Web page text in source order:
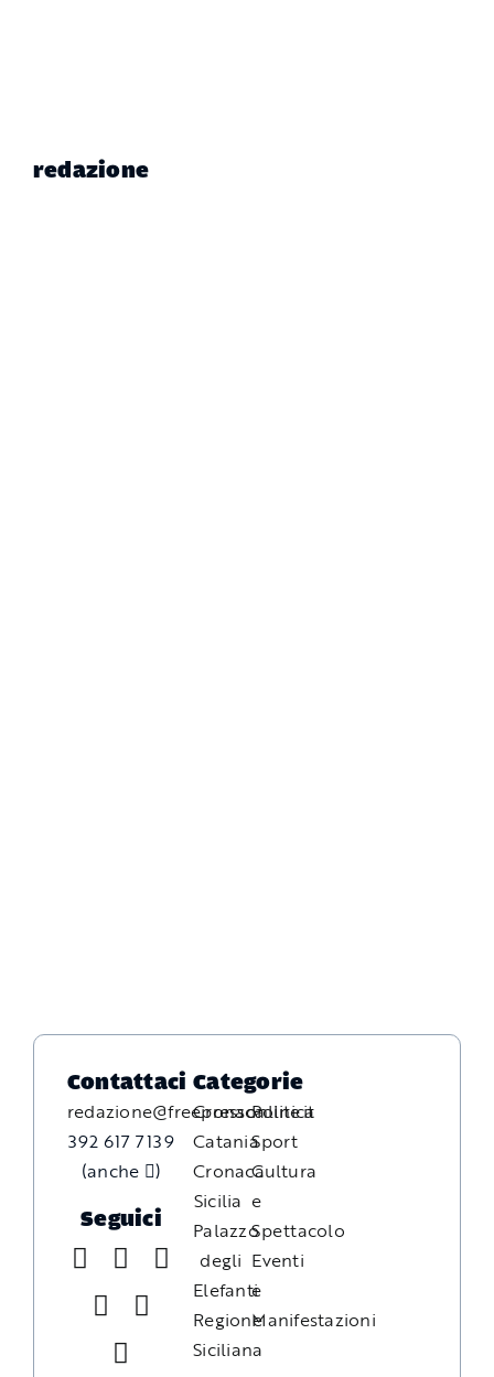
redazione
Contattaci
redazione@freepressonline.it
392 617 7139
(anche
)
Seguici
Categorie
Cronaca
Catania
Cronaca
Sicilia
Palazzo
degli
Elefanti
Regione
Siciliana
Politica
Sport
Cultura
e
Spettacolo
Eventi
e
Manifestazioni